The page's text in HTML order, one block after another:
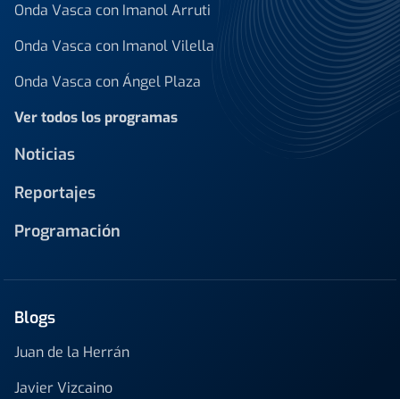
Onda Vasca con Imanol Arruti
Onda Vasca con Imanol Vilella
Onda Vasca con Ángel Plaza
Ver todos los programas
Noticias
Reportajes
Programación
Blogs
Juan de la Herrán
Javier Vizcaino